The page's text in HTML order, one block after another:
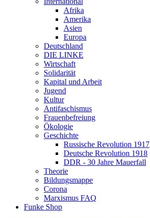
Afrika
Amerika
Asien
Europa
Deutschland
DIE LINKE
Wirtschaft
Solidarität
Kapital und Arbeit
Jugend
Kultur
Antifaschismus
Frauenbefreiung
Ökologie
Geschichte
Russische Revolution 1917
Deutsche Revolution 1918
DDR - 30 Jahre Mauerfall
Theorie
Bildungsmappe
Corona
Marxismus FAQ
Funke Shop